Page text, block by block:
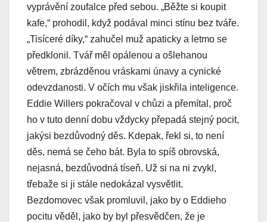
vyprávění zoufalce před sebou. „Běžte si koupit
kafe,“ prohodil, když podával minci stínu bez tváře.
„Tisíceré díky,“ zahučel muž apaticky a letmo se
předklonil. Tvář měl opálenou a ošlehanou
větrem, zbrázděnou vráskami únavy a cynické
odevzdanosti. V očích mu však jiskřila inteligence.
Eddie Willers pokračoval v chůzi a přemítal, proč
ho v tuto denní dobu vždycky přepadá stejný pocit,
jakýsi bezdůvodný děs. Kdepak, řekl si, to není
děs, nemá se čeho bát. Byla to spíš obrovská,
nejasná, bezdůvodná tíseň. Už si na ni zvykl,
třebaže si ji stále nedokázal vysvětlit.
Bezdomovec však promluvil, jako by o Eddieho
pocitu věděl, jako by byl přesvědčen, že je